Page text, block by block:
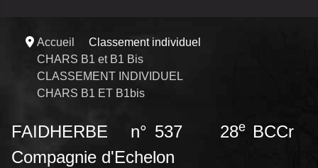
Accueil
Classement individuel
CHARS B1 et B1 Bis
CLASSEMENT INDIVIDUEL
CHARS B1 ET B1bis
FAIDHERBE n° 537 28eBCCr
Compagnie d'Echelon